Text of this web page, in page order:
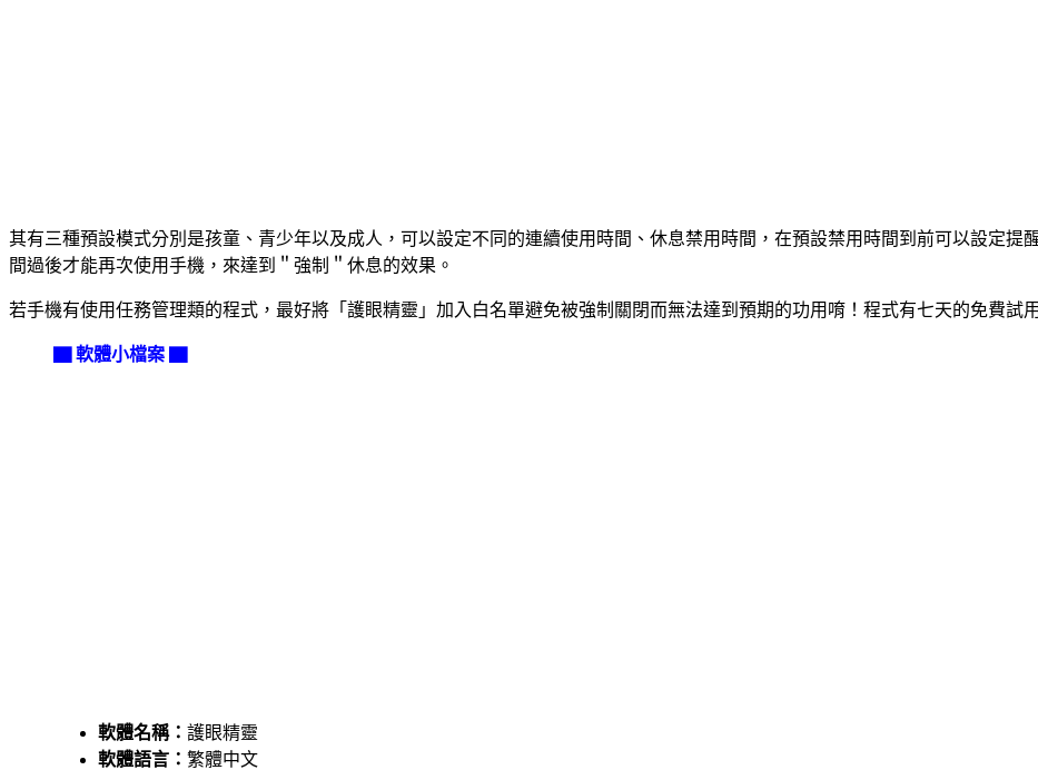
其有三種預設模式分別是孩童、青少年以及成人，可以設定不同的連續使用時間、休息禁用時間，在預設禁用時間到前可以設定提
間過後才能再次使用手機，來達到＂強制＂休息的效果。
若手機有使用任務管理類的程式，最好將「護眼精靈」加入白名單避免被強制關閉而無法達到預期的功用唷！程式有七天的免費試
▇ 軟體小檔案 ▇
軟體名稱： 護眼精靈
軟體語言： 繁體中文